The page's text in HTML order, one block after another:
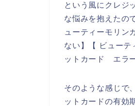
という風にクレジ
な悩みを抱えたの
ューティーモリン
ない】【 ビュー
ットカード エラ
そのような感じで
ットカードの有効